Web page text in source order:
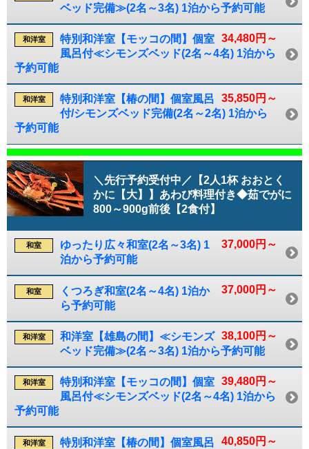
ベッド完備≫(2名～3名) 1泊から予約可能
34,480円～
和洋室
特別和洋室【モッコの間】個室
風呂付≪シモンズベッド(2名～4名) 1泊から
予約可能
35,850円～
和洋室
特別和洋室【椿の間】個室風呂
付/シモンズベッド完備(2名～2名) 1泊から
予約可能
＼先行予約受付中／【2人1杯 おおとく
かに【大】】あわび料理付き◆茹でがに
800～900g前後【2食付】
37,000円～
和室
ゆったり広々和室(2名～3名) 1
泊から予約可能
37,000円～
和室
くつろぎ和室(2名～4名) 1泊か
ら予約可能
38,100円～
和洋室
和洋室【雄島の間】≪シモンズ
ベッド完備≫(2名～3名) 1泊から予約可能
39,480円～
和洋室
特別和洋室【モッコの間】個室
風呂付≪シモンズベッド(2名～4名) 1泊から
予約可能
40,850円～
和洋室
特別和洋室【椿の間】個室風呂